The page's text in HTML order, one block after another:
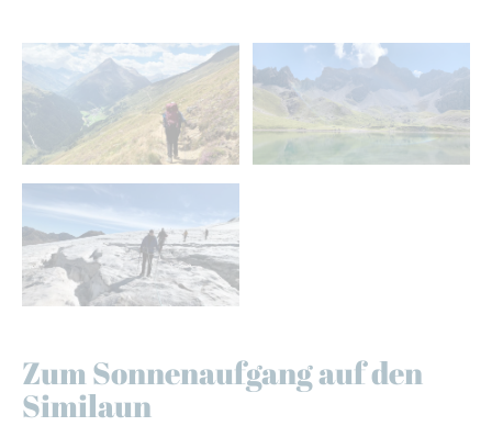
Zum Sonnenaufgang auf den
Similaun